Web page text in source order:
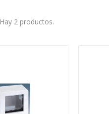
Hay 2 productos.